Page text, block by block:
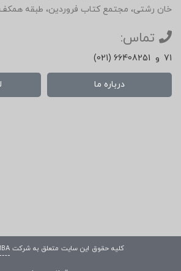
خان رشتی، مجتمع کتاب فروردین، طبقه همکف،
تماس:
(021) 66408251 و 71
درباره ما
کلیه حقوق این سایت متعلق به شرکت